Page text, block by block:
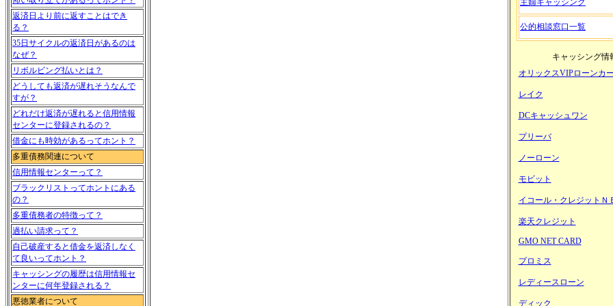
返済日より前に返すことはでき
る？
35日サイクルの返済日があるのは
なぜ？
リボルビング払いとは？
どうしても返済が遅れそうなんで
すが？
どれだけ返済が遅れると信用情報
センターに登録されるの？
借金にも時効があるってホント？
多重債務関連について
信用情報センターって？
ブラックリストってホントにある
の？
多重債務者の特徴って？
過払い請求って？
自己破産すると借金を返済しなく
て良いってホント？
キャッシングの履歴は信用情報セ
ンターに何年登録される？
悪徳業者について
主婦キャッシング
公的相談窓口一覧
キャッシング情
オリックスVIPローンカ
レイク
DCキャッシュワン
プリーバ
ノーローン
モビット
イコール・クレジットＮ
楽天クレジット
GMO NET CARD
プロミス
レディースローン
ディック